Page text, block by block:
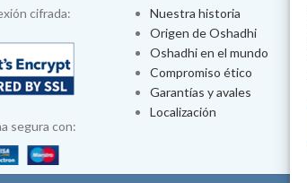
cifrada:
segura con:
Nuestra historia
Origen de Oshadhi
Oshadhi en el mundo
Compromiso ético
Garantías y avales
Localización